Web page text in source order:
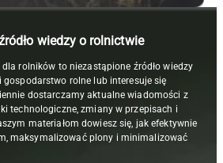
wiedzy o rolnictwie
rolników to niezastąpione źródło wiedzy
rolne lub interesuje się
dostarczamy aktualne wiadomości z
technologiczne, zmiany w przepisach i
materiałom dowiesz się, jak efektywnie
maksymalizować plony i minimalizować